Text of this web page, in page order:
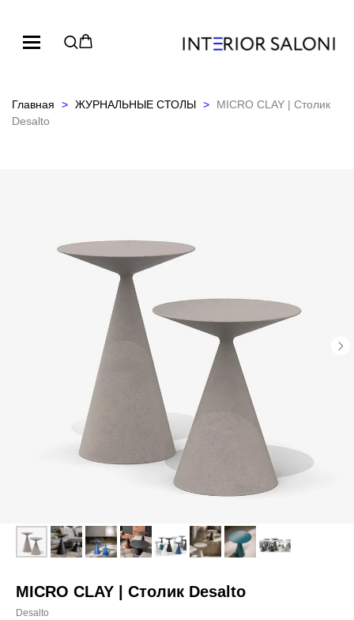
Главная ЖУРНАЛЬНЫЕ СТОЛЫ
MICRO CLAY | Столик
Desalto
MICRO CLAY | Столик Desalto
Desalto